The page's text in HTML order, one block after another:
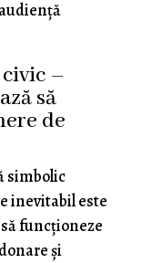
–
să
de
simbolic
inevitabil este
funcționeze
și